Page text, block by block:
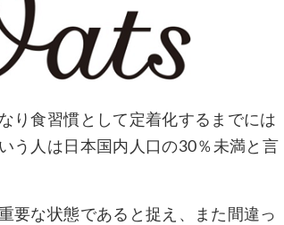
り食習慣として定着化するまでには
う人は日本国内人口の30％未満と言
要な状態であると捉え、また間違っ